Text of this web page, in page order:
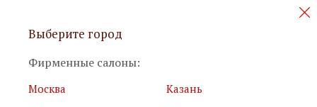
Персональные акции и новинки
Выберите город
Фирменные салоны:
Москва
Казань